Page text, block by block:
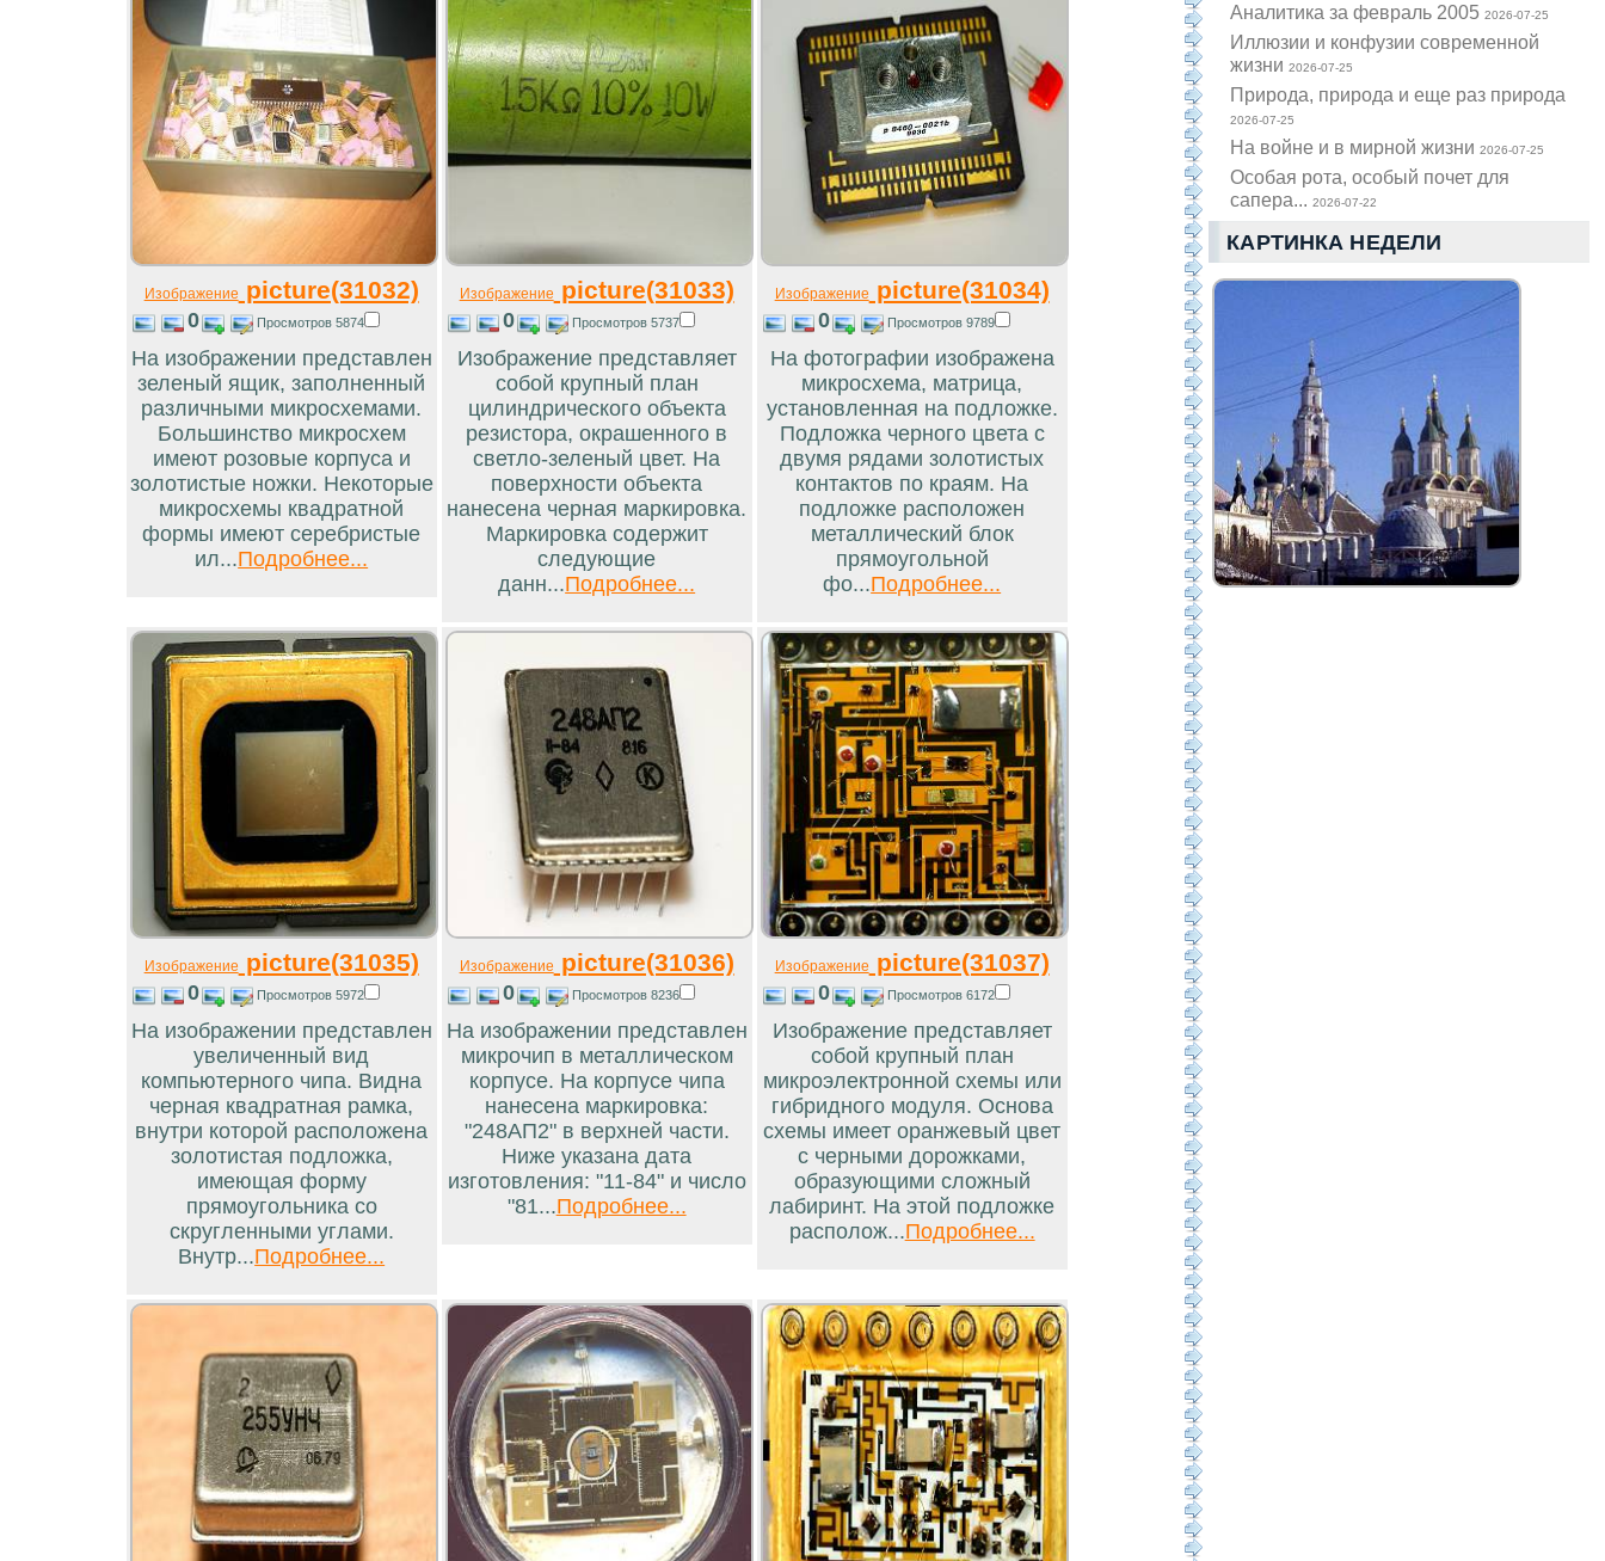
Аналитика за февраль 20052026-07-25
Иллюзии и конфузии современной
жизни2026-07-25
Природа, природа и еще раз природа
2026-07-25
На войне и в мирной жизни2026-07-25
Особая рота, особый почет для
сапера...2026-07-22
КАРТИНКА НЕДЕЛИ
Изображение picture(31032)
0 Просмотров 5874
На изображении представлен
зеленый ящик, заполненный
различными микросхемами.
Большинство микросхем
имеют розовые корпуса и
золотистые ножки. Некоторые
микросхемы квадратной
формы имеют серебристые
ил...Подробнее...
Изображение picture(31033)
0 Просмотров 5737
Изображение представляет
собой крупный план
цилиндрического объекта
резистора, окрашенного в
светло-зеленый цвет. На
поверхности объекта
нанесена черная маркировка.
Маркировка содержит
следующие
данн...Подробнее...
Изображение picture(31034)
0 Просмотров 9789
На фотографии изображена
микросхема, матрица,
установленная на подложке.
Подложка черного цвета с
двумя рядами золотистых
контактов по краям. На
подложке расположен
металлический блок
прямоугольной
фо...Подробнее...
Изображение picture(31035)
0 Просмотров 5972
На изображении представлен
увеличенный вид
компьютерного чипа. Видна
черная квадратная рамка,
внутри которой расположена
золотистая подложка,
имеющая форму
прямоугольника со
скругленными углами.
Внутр...Подробнее...
Изображение picture(31036)
0 Просмотров 8236
На изображении представлен
микрочип в металлическом
корпусе. На корпусе чипа
нанесена маркировка:
"248АП2" в верхней части.
Ниже указана дата
изготовления: "11-84" и число
"81...Подробнее...
Изображение picture(31037)
0 Просмотров 6172
Изображение представляет
собой крупный план
микроэлектронной схемы или
гибридного модуля. Основа
схемы имеет оранжевый цвет
с черными дорожками,
образующими сложный
лабиринт. На этой подложке
располож...Подробнее...